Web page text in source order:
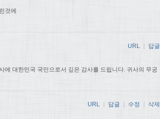
것에
에 대한민국 국민으로서 깊은 감사를 드립니다. 귀사의 무궁
URL | 답글
URL 답글 수정 삭제